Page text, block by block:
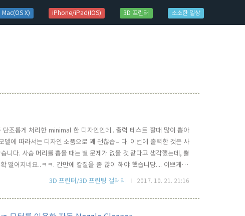
Mac(OS X) iPhone/iPad(IOS) 3D 프린터 소소한 일상
조롭게 처리한 minimal 한 디자인인데.. 출력 테스트 할때 많이 뽑아
델에 따라서는 디자인 소품으로 꽤 괜찮습니다. 이번에 출력한 것은 사
니다. 사슴 머리를 뽑을 때는 별 문제가 없을 것 같다고 생각했는데, 뿔
떨어지네요..ㅋㅋ. 간만에 칼질을 좀 많이 해야 했습니당.... 이쁘게 다
프트 양면 테잎으로 붙여 주었습니다. 이뻐요 Source
3D 프린터/3D 프린팅 갤러리 2017. 10. 21. 21:16